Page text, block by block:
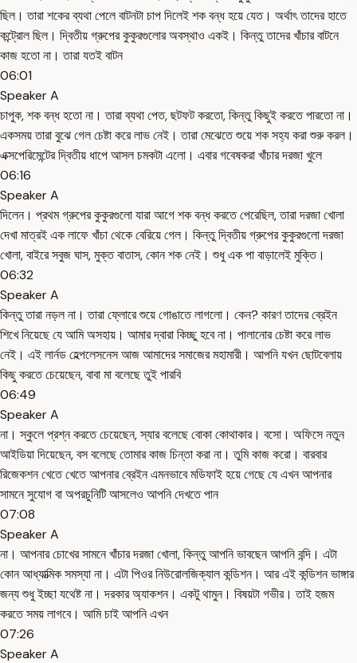
ছিল। তারা শকের ব্যথা পেলে বাটনটা চাপ দিলেই শক বন্ধ হয়ে যেত। অর্থাৎ তাদের হাতে
কন্ট্রোল ছিল। দ্বিতীয় গ্রুপের কুকুরগুলোর অবস্থাও একই। কিন্তু তাদের খাঁচার বাটনে
কাজ হতো না। তারা যতই বাটন
06:01
Speaker A
চাপুক, শক বন্ধ হতো না। তারা ব্যথা পেত, ছটফট করতো, কিন্তু কিছুই করতে পারতো না।
একসময় তারা বুঝে গেল চেষ্টা করে লাভ নেই। তারা মেঝেতে শুয়ে শক সহ্য করা শুরু করল।
এক্সপেরিমেন্টের দ্বিতীয় ধাপে আসল চমকটা এলো। এবার গবেষকরা খাঁচার দরজা খুলে
06:16
Speaker A
দিলেন। প্রথম গ্রুপের কুকুরগুলো যারা আগে শক বন্ধ করতে পেরেছিল, তারা দরজা খোলা
দেখা মাত্রই এক লাফে খাঁচা থেকে বেরিয়ে গেল। কিন্তু দ্বিতীয় গ্রুপের কুকুরগুলো দরজা
খোলা, বাইরে সবুজ ঘাস, মুক্ত বাতাস, কোন শক নেই। শুধু এক পা বাড়ালেই মুক্তি।
06:32
Speaker A
কিন্তু তারা নড়ল না। তারা ফ্লোরে শুয়ে গোঙাতে লাগলো। কেন? কারণ তাদের ব্রেইন
শিখে নিয়েছে যে আমি অসহায়। আমার দ্বারা কিচ্ছু হবে না। পালানোর চেষ্টা করে লাভ
নেই। এই লার্নড হেল্পলেসনেস আজ আমাদের সমাজের মহামারী। আপনি যখন ছোটবেলায়
কিছু করতে চেয়েছেন, বাবা মা বলেছে তুই পারবি
06:49
Speaker A
না। স্কুলে প্রশ্ন করতে চেয়েছেন, স্যার বলেছে বোকা কোথাকার। বসো। অফিসে নতুন
আইডিয়া দিয়েছেন, বস বলেছে তোমার কাজ চিন্তা করা না। তুমি কাজ করো। বারবার
রিজেকশন খেতে খেতে আপনার ব্রেইন এমনভাবে মডিফাই হয়ে গেছে যে এখন আপনার
সামনে সুযোগ বা অপরচুনিটি আসলেও আপনি দেখতে পান
07:08
Speaker A
না। আপনার চোখের সামনে খাঁচার দরজা খোলা, কিন্তু আপনি ভাবছেন আপনি বন্দি। এটা
কোন আধ্যাত্মিক সমস্যা না। এটা পিওর নিউরোলজিক্যাল কন্ডিশন। আর এই কন্ডিশন ভাঙ্গার
জন্য শুধু ইচ্ছা যথেষ্ট না। দরকার অ্যাকশন। একটু থামুন। বিষয়টা গভীর। তাই হজম
করতে সময় লাগবে। আমি চাই আপনি এখন
07:26
Speaker A